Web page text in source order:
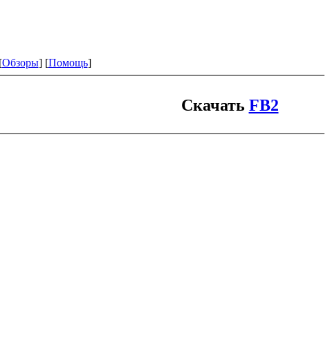
Обзоры] [Помощь]
Скачать FB2